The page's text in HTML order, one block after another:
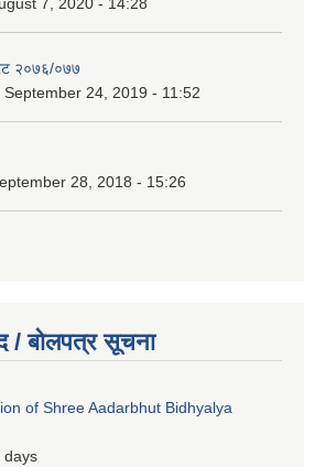
२०७६/०७७
September 24, 2019 - 11:52
28, 2018 - 15:26
/ बोलपत्र सूचना
of Shree Aadarbhut Bidhyalya
days